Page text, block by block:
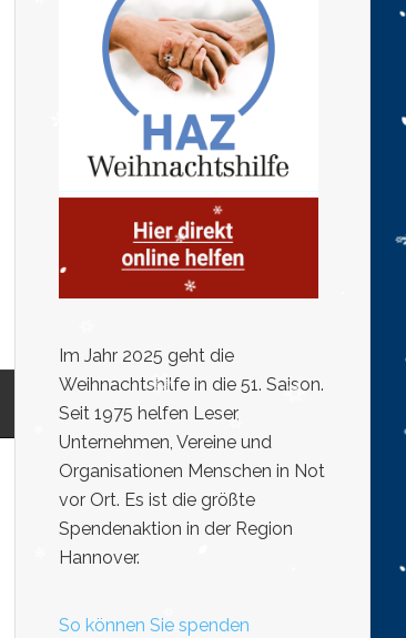
Im Jahr 2025 geht die
Weihnachtshilfe in die 51. Saison.
Seit 1975 helfen Leser,
Unternehmen, Vereine und
Organisationen Menschen in Not
vor Ort. Es ist die größte
Spendenaktion in der Region
Hannover.
So können Sie spenden